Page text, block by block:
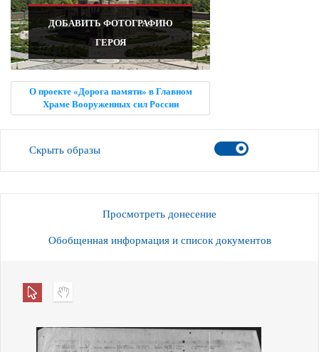
ДОБАВИТЬ ФОТОГРАФИЮ
ГЕРОЯ
О проекте «Дорога памяти» в Главном
Храме Вооруженных сил России
Скрыть образы
Просмотреть донесение
Обобщенная информация и список документов